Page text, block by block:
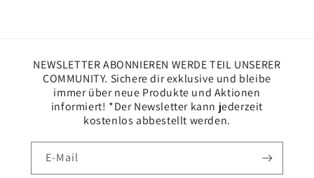
NEWSLETTER ABONNIEREN WERDE TEIL UNSERER
COMMUNITY. Sichere dir exklusive und bleibe
immer über neue Produkte und Aktionen
informiert! *Der Newsletter kann jederzeit
kostenlos abbestellt werden.
E-Mail